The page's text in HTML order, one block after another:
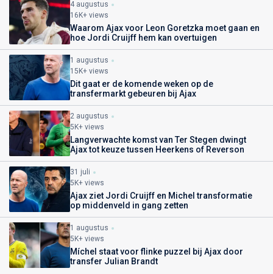
4 augustus
16K+ views
Waarom Ajax voor Leon Goretzka moet gaan en
hoe Jordi Cruijff hem kan overtuigen
1 augustus
15K+ views
Dit gaat er de komende weken op de
transfermarkt gebeuren bij Ajax
2 augustus
5K+ views
Langverwachte komst van Ter Stegen dwingt
Ajax tot keuze tussen Heerkens of Reverson
31 juli
5K+ views
Ajax ziet Jordi Cruijff en Michel transformatie
op middenveld in gang zetten
1 augustus
5K+ views
Míchel staat voor flinke puzzel bij Ajax door
transfer Julian Brandt